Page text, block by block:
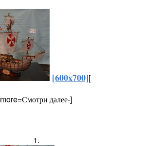
[600x700][
more=Смотри далее-]
1.